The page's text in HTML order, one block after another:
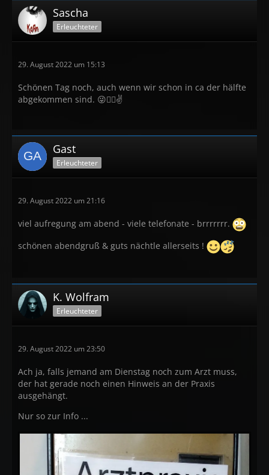
Sascha
Erleuchteter
29. August 2022 um 15:13
Schönen Tag noch, auch wenn wir schon in ca der hälfte
abgekommen sind. 😜🤷‍♂️✌
Gast
Erleuchteter
29. August 2022 um 21:16
viel aufregung am abend - viele telefonate - brrrrrrr.
schönen abendgruß & guts nächtle allerseits !
K. Wolfram
Erleuchteter
29. August 2022 um 23:50
Ach ja, falls jemand am Dienstag noch zum Arzt muss,
der hat gerade noch einen Hinweis an der Praxis
ausgehängt.
Nur so zur Info ...